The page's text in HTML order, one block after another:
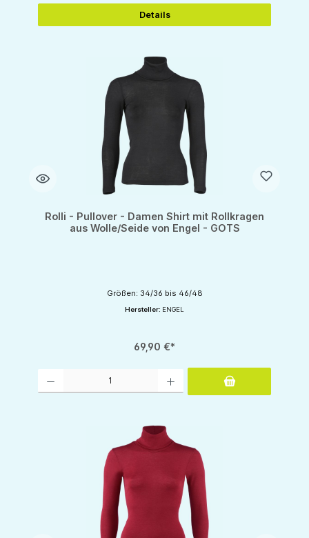
Details
Rolli - Pullover - Damen Shirt mit Rollkragen
aus Wolle/Seide von Engel - GOTS
Größen: 34/36 bis 46/48
Hersteller: ENGEL
69,90 €*